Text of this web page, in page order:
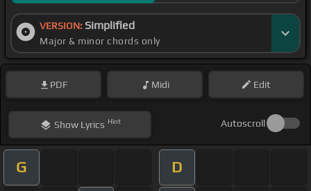
VERSION: Simplified
Major & minor chords only
PDF Midi Edit
ShowLyrics Hint Autoscroll
G D